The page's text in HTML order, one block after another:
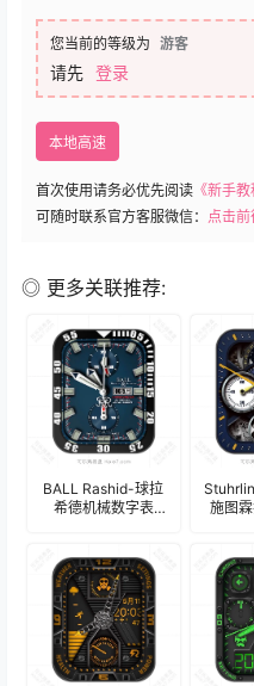
您当前的等级为 游客
请先 登录
本地高速
首次使用请务必优先阅读 《新手教
可随时联系官方客服微信： 点击前
◎ 更多关联推荐:
BALL Rashid-球拉
希德机械数字表
施图